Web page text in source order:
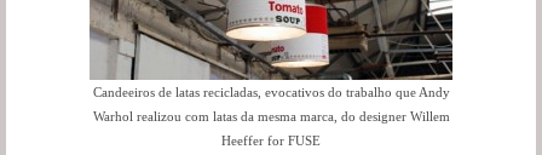
Candeeiros de latas recicladas, evocativos do trabalho que Andy
Warhol realizou com latas da mesma marca, do designer Willem
Heeffer for FUSE